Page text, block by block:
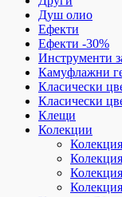
Душ олио
Ефекти
Ефекти -30%
Инструменти
Камуфлажни
Класически
Класически
Клещи
Колекции